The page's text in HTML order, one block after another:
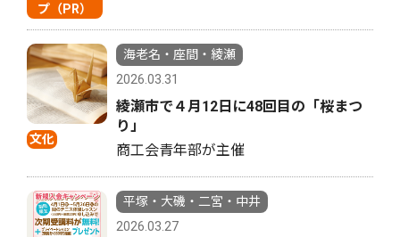
プ（PR）
文化
海老名・座間・綾瀬
2026.03.31
綾瀬市で４月12日に48回目の「桜まつ
り」
商工会青年部が主催
平塚・大磯・二宮・中井
2026.03.27